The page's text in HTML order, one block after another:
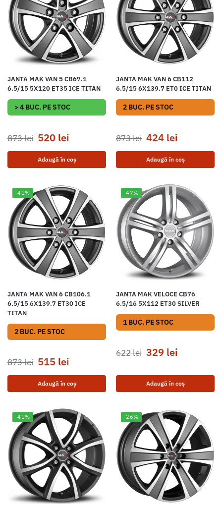
JANTA MAK VAN 5 CB67.1
6.5/15 5X120 ET35 ICE TITAN
> 4 BUC. PE STOC
873lei 520 lei
Adaugă în coș
JANTA MAK VAN 6 CB112
6.5/15 6X139.7 ET0 ICE TITAN
2 BUC. PE STOC
873lei 424 lei
Adaugă în coș
-41%
JANTA MAK VAN 6 CB106.1
6.5/15 6X139.7 ET30 ICE
TITAN
2 BUC. PE STOC
873lei 515 lei
Adaugă în coș
-47%
JANTA MAK VELOCE CB76
6.5/16 5X112 ET30 SILVER
1 BUC. PE STOC
622lei 329 lei
Adaugă în coș
-41% -26%